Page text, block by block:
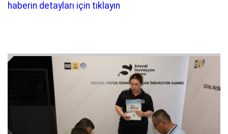
haberin detayları için tıklayın